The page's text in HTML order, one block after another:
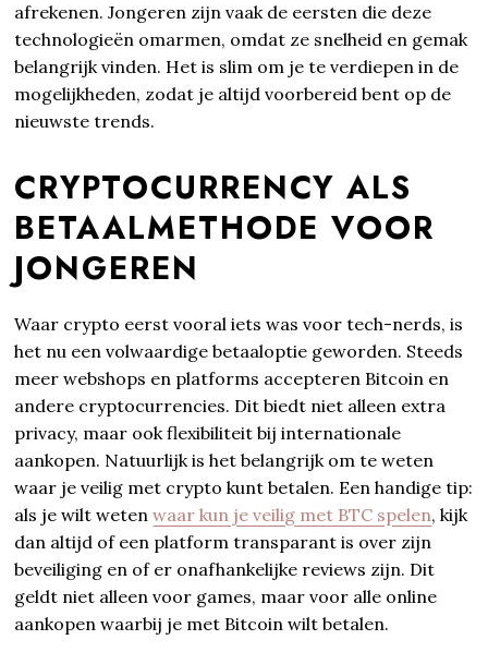
afrekenen. Jongeren zijn vaak de eersten die deze
technologieën omarmen, omdat ze snelheid en gemak
belangrijk vinden. Het is slim om je te verdiepen in de
mogelijkheden, zodat je altijd voorbereid bent op de
nieuwste trends.
CRYPTOCURRENCY ALS
BETAALMETHODE VOOR
JONGEREN
Waar crypto eerst vooral iets was voor tech-nerds, is
het nu een volwaardige betaaloptie geworden. Steeds
meer webshops en platforms accepteren Bitcoin en
andere cryptocurrencies. Dit biedt niet alleen extra
privacy, maar ook flexibiliteit bij internationale
aankopen. Natuurlijk is het belangrijk om te weten
waar je veilig met crypto kunt betalen. Een handige tip:
als je wilt wetenwaar kun je veilig met BTC spelen, kijk
dan altijd of een platform transparant is over zijn
beveiliging en of er onafhankelijke reviews zijn. Dit
geldt niet alleen voor games, maar voor alle online
aankopen waarbij je met Bitcoin wilt betalen.